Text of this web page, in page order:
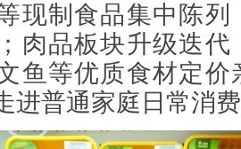
现制食品集中陈列
肉品板块升级迭代
鱼等优质食材定价
进普通家庭日常消